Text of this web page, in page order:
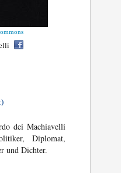
dei Machiavelli
Diplomat,
und Dichter.